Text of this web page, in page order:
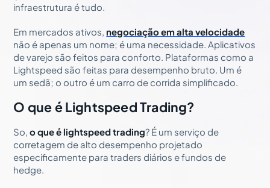
infraestrutura é tudo.
Em mercados ativos, negociação em alta velocidade
não é apenas um nome; é uma necessidade. Aplicativos
de varejo são feitos para conforto. Plataformas como a
Lightspeed são feitas para desempenho bruto. Um é
um sedã; o outro é um carro de corrida simplificado.
O que é Lightspeed Trading?
So,o que é lightspeed trading? É um serviço de
corretagem de alto desempenho projetado
especificamente para traders diários e fundos de
hedge.